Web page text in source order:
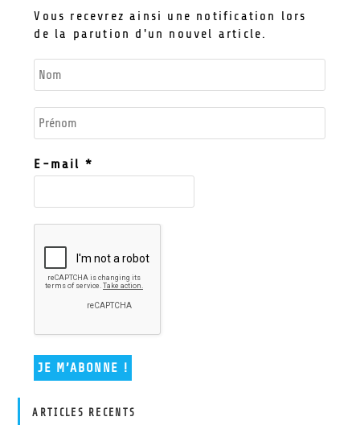
Vous recevrez ainsi une notification lors
de la parution d'un nouvel article.
E-mail *
ARTICLES RECENTS